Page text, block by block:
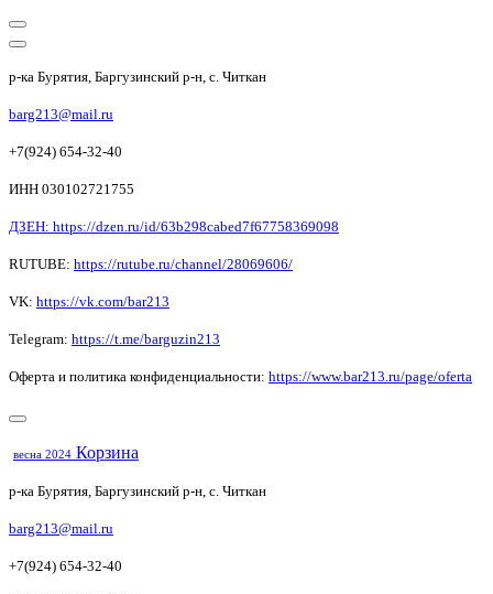
р-ка Бурятия, Баргузинский р-н, с. Читкан
barg213@mail.ru
+7(924) 654-32-40
ИНН 030102721755
ДЗЕН: https://dzen.ru/id/63b298cabed7f67758369098
RUTUBE: https://rutube.ru/channel/28069606/
VK: https://vk.com/bar213
Telegram: https://t.me/barguzin213
Оферта и политика конфиденциальности: https://www.bar213.ru/page/oferta
весна 2024 Корзина
р-ка Бурятия, Баргузинский р-н, с. Читкан
barg213@mail.ru
+7(924) 654-32-40